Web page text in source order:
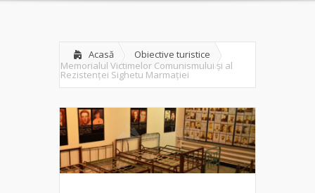
Acasă
Obiective turistice
Memorialul Victimelor Comunismului și al
Rezistenței Sighetu Marmației